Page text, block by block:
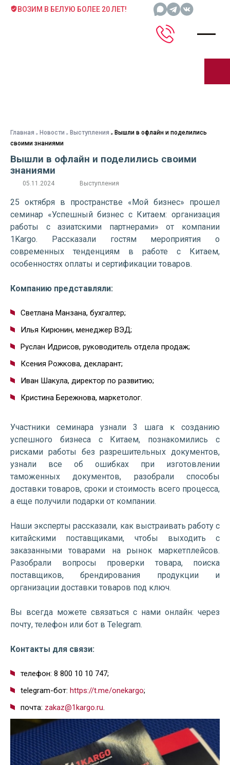
ВОЗИМ В БЕЛУЮ БОЛЕЕ 20 ЛЕТ!
Главная Новости Выступления
Вышли в офлайн и поделились
своими знаниями
Вышли в офлайн и поделились своими
знаниями
05.11.2024 Выступления
25 октября в пространстве «Мой бизнес» прошел
семинар «Успешный бизнес с Китаем: организация
работы с азиатскими партнерами» от компании
1Kargo. Рассказали гостям мероприятия о
современных тенденциям в работе с Китаем,
особенностях оплаты и сертификации товаров.
Компанию представляли:
Светлана Манзана, бухгалтер;
Илья Кирюнин, менеджер ВЭД;
Руслан Идрисов, руководитель отдела продаж;
Ксения Рожкова, декларант;
Иван Шакула, директор по развитию;
Кристина Бережнова, маркетолог.
Участники семинара узнали 3 шага к созданию
успешного бизнеса с Китаем, познакомились с
рисками работы без разрешительных документов,
узнали все об ошибках при изготовлении
таможенных документов, разобрали способы
доставки товаров, сроки и стоимость всего процесса,
а еще получили подарки от компании.
Наши эксперты рассказали, как выстраивать работу с
китайскими поставщиками, чтобы выходить с
заказанными товарами на рынок маркетплейсов.
Разобрали вопросы проверки товара, поиска
поставщиков, брендирования продукции и
организации доставки товаров под ключ.
Вы всегда можете связаться с нами онлайн: через
почту, телефон или бот в Telegram.
Контакты для связи:
телефон: 8 800 10 10 747;
telegram-бот: https://t.me/onekargo;
почта: zakaz@1kargo.ru.